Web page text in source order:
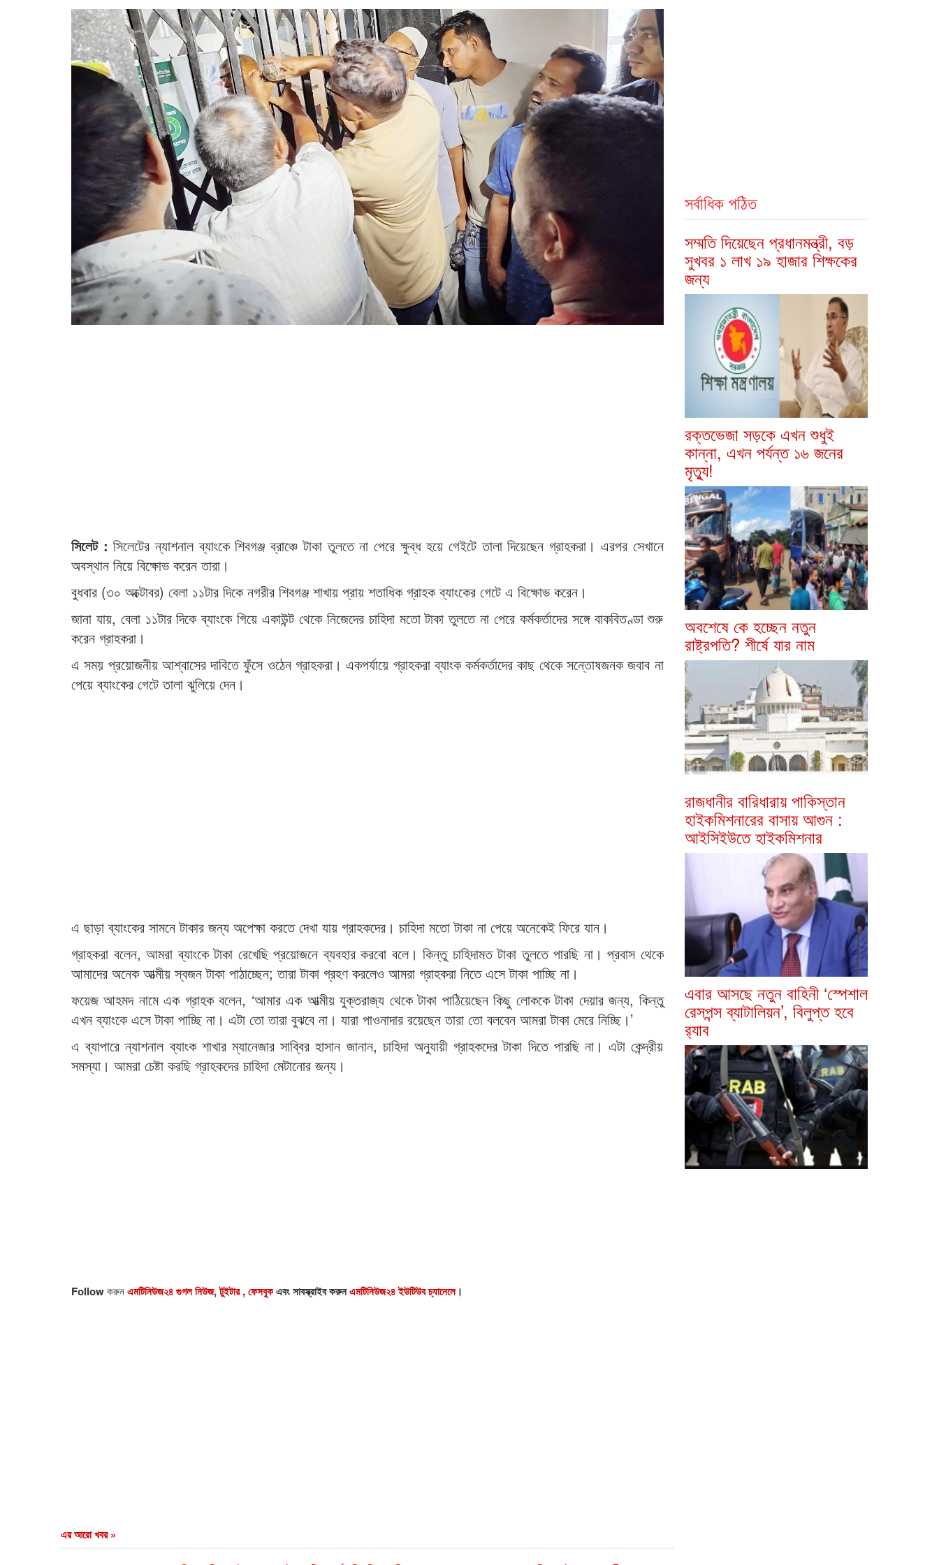
সিলেট : সিলেটের ন্যাশনাল ব্যাংকে শিবগঞ্জ ব্রাঞ্চে টাকা তুলতে না পেরে ক্ষুব্ধ হয়ে গেইটে তালা দিয়েছেন গ্রাহকরা। এরপর সেখানে
অবস্থান নিয়ে বিক্ষোভ করেন তারা।
বুধবার (৩০ অক্টোবর) বেলা ১১টার দিকে নগরীর শিবগঞ্জ শাখায় প্রায় শতাধিক গ্রাহক ব্যাংকের গেটে এ বিক্ষোভ করেন।
জানা যায়, বেলা ১১টার দিকে ব্যাংকে গিয়ে একাউন্ট থেকে নিজেদের চাহিদা মতো টাকা তুলতে না পেরে কর্মকর্তাদের সঙ্গে বাকবিতণ্ডা শুরু
করেন গ্রাহকরা।
এ সময় প্রয়োজনীয় আশ্বাসের দাবিতে ফুঁসে ওঠেন গ্রাহকরা। একপর্যায়ে গ্রাহকরা ব্যাংক কর্মকর্তাদের কাছ থেকে সন্তোষজনক জবাব না
পেয়ে ব্যাংকের গেটে তালা ঝুলিয়ে দেন।
এ ছাড়া ব্যাংকের সামনে টাকার জন্য অপেক্ষা করতে দেখা যায় গ্রাহকদের। চাহিদা মতো টাকা না পেয়ে অনেকেই ফিরে যান।
গ্রাহকরা বলেন, আমরা ব্যাংকে টাকা রেখেছি প্রয়োজনে ব্যবহার করবো বলে। কিন্তু চাহিদামত টাকা তুলতে পারছি না। প্রবাস থেকে
আমাদের অনেক আত্মীয় স্বজন টাকা পাঠাচ্ছেন; তারা টাকা গ্রহণ করলেও আমরা গ্রাহকরা নিতে এসে টাকা পাচ্ছি না।
ফয়েজ আহমদ নামে এক গ্রাহক বলেন, ‘আমার এক আত্মীয় যুক্তরাজ্য থেকে টাকা পাঠিয়েছেন কিছু লোককে টাকা দেয়ার জন্য, কিন্তু
এখন ব্যাংকে এসে টাকা পাচ্ছি না। এটা তো তারা বুঝবে না। যারা পাওনাদার রয়েছেন তারা তো বলবেন আমরা টাকা মেরে নিচ্ছি।’
এ ব্যাপারে ন্যাশনাল ব্যাংক শাখার ম্যানেজার সাব্বির হাসান জানান, চাহিদা অনুযায়ী গ্রাহকদের টাকা দিতে পারছি না। এটা কেন্দ্রীয়
সমস্যা। আমরা চেষ্টা করছি গ্রাহকদের চাহিদা মেটানোর জন্য।
Followকরুনএমটিনিউজ২৪ গুগল নিউজ,টুইটার,ফেসবুকএবং সাবস্ক্রাইব করুনএমটিনিউজ২৪ ইউটিউব চ্যানেলে।
এর আরো খবর »
সর্বাধিক পঠিত
সম্মতি দিয়েছেন প্রধানমন্ত্রী, বড়
সুখবর ১ লাখ ১৯ হাজার শিক্ষকের
জন্য
রক্তভেজা সড়কে এখন শুধুই
কান্না, এখন পর্যন্ত ১৬ জনের
মৃত্যু!
অবশেষে কে হচ্ছেন নতুন
রাষ্ট্রপতি? শীর্ষে যার নাম
রাজধানীর বারিধারায় পাকিস্তান
হাইকমিশনারের বাসায় আগুন :
আইসিইউতে হাইকমিশনার
এবার আসছে নতুন বাহিনী ‘স্পেশাল
রেসপন্স ব্যাটালিয়ন’, বিলুপ্ত হবে
র‍্যাব